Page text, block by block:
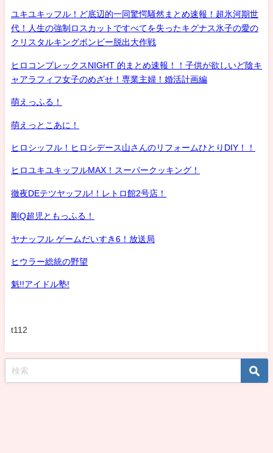
ユキユキッフル！ど底辺的一同驚愕騒然まとめ速報！超氷河期世
代！人生の強制ロスカットですべてを失ったキグナス氷子の愛の
クリスタルキングボンビー脱出大作戦
ヒロコンプレックスNIGHT 的まとめ速報！！子供が欲しいど陰キ
ャアラフィフ女子のめざせ！専業主婦！婚活計画編
萌えっふる！
萌えっとこあに！
ヒロシッフル！ヒロシデース山さんのリフォームひとりDIY！！
ヒロユキユキッフルMAX！スーパークッキング！
徹夜DEテツヤッフル!！レトロ館2号店！
剛Q超児ともっふる！
ヤナッフル ゲームだいすき6！放送局
ヒウラー総統の野望
魁!!アイドル塾!
t112